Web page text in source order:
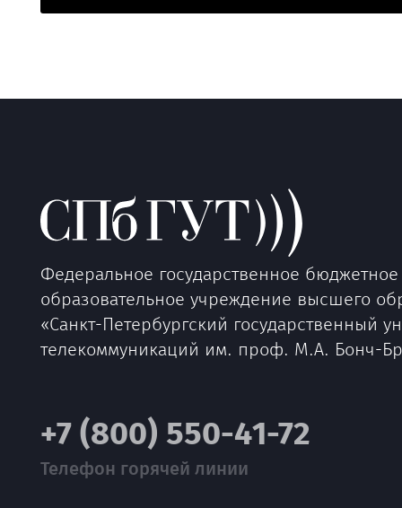
Федеральное государственное бюджетное
образовательное учреждение высшего
«Санкт-Петербургский государственный
телекоммуникаций им. проф. М.А. Бонч-
+7 (800) 550-41-72
Телефон горячей линии